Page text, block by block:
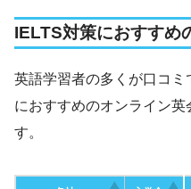
IELTS対策におすすめ
英語学習者の多くが口コ
におすすめのオンライン英
す。